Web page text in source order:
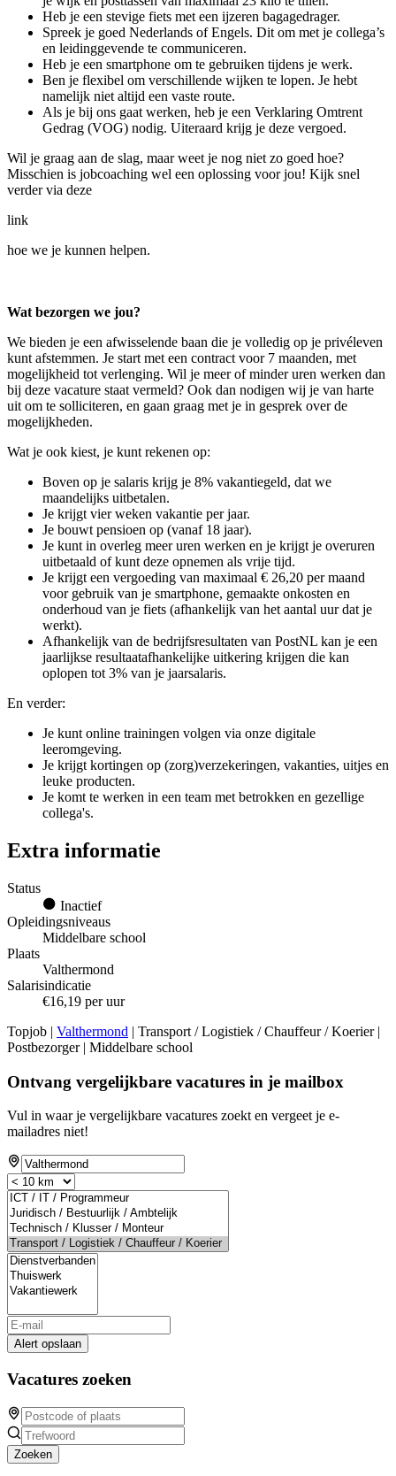
Heb je een stevige fiets met een ijzeren bagagedrager.
Spreek je goed Nederlands of Engels. Dit om met je collega’s
en leidinggevende te communiceren.
Heb je een smartphone om te gebruiken tijdens je werk.
Ben je flexibel om verschillende wijken te lopen. Je hebt
namelijk niet altijd een vaste route.
Als je bij ons gaat werken, heb je een Verklaring Omtrent
Gedrag (VOG) nodig. Uiteraard krijg je deze vergoed.
Wil je graag aan de slag, maar weet je nog niet zo goed hoe?
Misschien is jobcoaching wel een oplossing voor jou! Kijk snel
verder via deze
link
hoe we je kunnen helpen.
Wat bezorgen we jou?
We bieden je een afwisselende baan die je volledig op je privéleven
kunt afstemmen. Je start met een contract voor 7 maanden, met
mogelijkheid tot verlenging. Wil je meer of minder uren werken dan
bij deze vacature staat vermeld? Ook dan nodigen wij je van harte
uit om te solliciteren, en gaan graag met je in gesprek over de
mogelijkheden.
Wat je ook kiest, je kunt rekenen op:
Boven op je salaris krijg je 8% vakantiegeld, dat we
maandelijks uitbetalen.
Je krijgt vier weken vakantie per jaar.
Je bouwt pensioen op (vanaf 18 jaar).
Je kunt in overleg meer uren werken en je krijgt je overuren
uitbetaald of kunt deze opnemen als vrije tijd.
Je krijgt een vergoeding van maximaal € 26,20 per maand
voor gebruik van je smartphone, gemaakte onkosten en
onderhoud van je fiets (afhankelijk van het aantal uur dat je
werkt).
Afhankelijk van de bedrijfsresultaten van PostNL kan je een
jaarlijkse resultaatafhankelijke uitkering krijgen die kan
oplopen tot 3% van je jaarsalaris.
En verder:
Je kunt online trainingen volgen via onze digitale
leeromgeving.
Je krijgt kortingen op (zorg)verzekeringen, vakanties, uitjes en
leuke producten.
Je komt te werken in een team met betrokken en gezellige
collega's.
Extra informatie
Status
Inactief
Opleidingsniveaus
Middelbare school
Plaats
Valthermond
Salarisindicatie
€16,19 per uur
Topjob | Valthermond | Transport / Logistiek / Chauffeur / Koerier |
Postbezorger | Middelbare school
Ontvang vergelijkbare vacatures in je mailbox
Vul in waar je vergelijkbare vacatures zoekt en vergeet je e-
mailadres niet!
Alert opslaan
Vacatures zoeken
Zoeken